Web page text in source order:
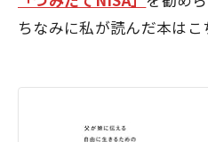
ちなみに私が読んだ本はこ